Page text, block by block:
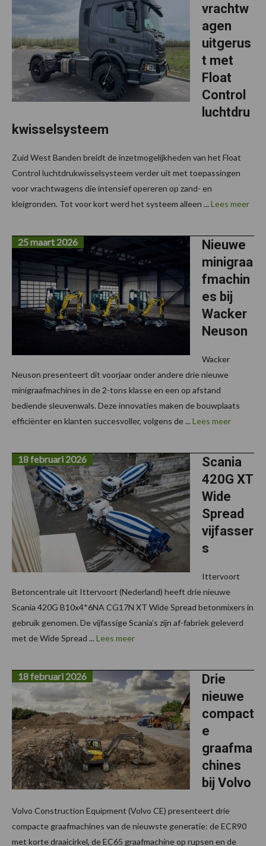
vrachtw
agen
uitgerus
t met
Float
Control
luchtdru
kwisselsysteem
Zuid West Banden breidt de inzetmogelijkheden van het Float
Control luchtdrukwisselsysteem verder uit met toepassingen
voor vrachtwagens die intensief opereren op zand- en
kleigronden. Tot voor kort werd het systeem alleen ... Lees meer
Nieuwe
minigraa
fmachin
es bij
Wacker
Neuson
25 maart 2026
Wacker
Neuson presenteert dit voorjaar onder andere drie nieuwe
minigraafmachines in de 2-tons klasse en een op afstand
bediende sleuvenwals. Deze innovaties maken de bouwplaats
efficiënter en klanten succesvoller, volgens de ... Lees meer
Scania
420G XT
Wide
Spread
vijfasser
s
18 februari 2026
Ittervoort
Betoncentrale uit Ittervoort (Nederland) heeft drie nieuwe
Scania 420G B10x4*6NA CG17N XT Wide Spread betonmixers in
gebruik genomen. De vijfassige Scania’s zijn af-fabriek geleverd
met de Wide Spread ... Lees meer
Drie
nieuwe
compact
e
graafma
chines
bij Volvo
18 februari 2026
Volvo Construction Equipment (Volvo CE) presenteert drie
compacte graafmachines van de nieuwste generatie: de ECR90
met korte draaicirkel, de EC65 graafmachine op rupsen en de